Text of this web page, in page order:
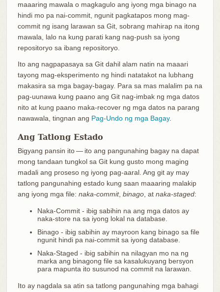
maaaring mawala o magkagulo ang iyong mga binago na
hindi mo pa nai-commit, ngunit pagkatapos mong mag-
commit ng isang larawan sa Git, sobrang mahirap na itong
mawala, lalo na kung parati kang nag-push sa iyong
repositoryo sa ibang repositoryo.
Ito ang nagpapasaya sa Git dahil alam natin na maaari
tayong mag-eksperimento ng hindi natatakot na lubhang
makasira sa mga bagay-bagay. Para sa mas malalim pa na
pag-uunawa kung paano ang Git nag-imbak ng mga datos
nito at kung paano maka-recover ng mga datos na parang
nawawala, tingnan ang Pag-Undo ng mga Bagay.
Ang Tatlong Estado
Bigyang pansin ito — ito ang pangunahing bagay na dapat
mong tandaan tungkol sa Git kung gusto mong maging
madali ang proseso ng iyong pag-aaral. Ang git ay may
tatlong pangunahing estado kung saan maaaring malakip
ang iyong mga file: naka-commit, binago, at naka-staged:
Naka-Commit - ibig sabihin na ang mga datos ay
naka-store na sa iyong lokal na database.
Binago - ibig sabihin ay mayroon kang binago sa file
ngunit hindi pa nai-commit sa iyong database.
Naka-Staged - ibig sabihin na nilagyan mo na ng
marka ang binagong file sa kasalukuyang bersyon
para mapunta ito susunod na commit na larawan.
Ito ay nagdala sa atin sa tatlong pangunahing mga bahagi